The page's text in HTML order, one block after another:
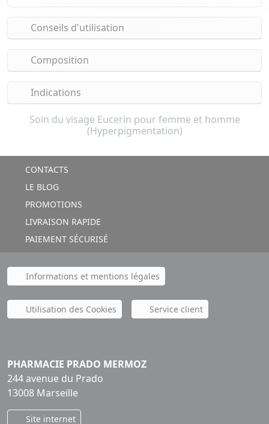
Conseils d'utilisation
Composition
Indications
Soin du visage Eucerin pour femme et homme
(Hyperpigmentation)
CONTACTS
LE BLOG
PROMOTIONS
LIVRAISON RAPIDE
PAIEMENT SÉCURISÉ
Informations et mentions légales
Utilisation des Cookies Service client
PHARMACIE PRADO MERMOZ
244 avenue du Prado
13008 Marseille
Site internet